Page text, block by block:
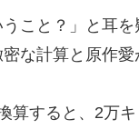
こと？」と耳
な計算と原作愛
算すると、2万